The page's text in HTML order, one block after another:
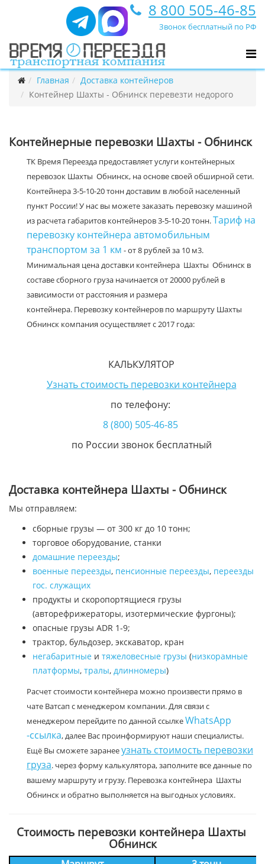
8 800 505-46-85
Звонок бесплатный по РФ
Главная
Доставка контейнеров
Контейнер Шахты - Обнинск перевезти недорого
Контейнерные перевозки Шахты - Обнинск
ТК Время Переезда предоставляет услуги контейнерных
перевозок Шахты Обнинск, на основе своей обширной сети.
Контейнера 3-5-10-20 тонн доставим в любой населенный
пункт России! У нас вы можете заказать перевозку машиной
из расчета габаритов контейнеров 3-5-10-20 тонн.Тариф на
перевозку контейнера автомобильным
транспортом за 1 км - от 8 рублей за 10 м3.
Минимальная цена доставки контейнера Шахты Обнинск в
составе сборного груза начинается от 20000 рублей в
зависимости от расстояния и размера
контейнера. Перевозку контейнеров по маршруту Шахты
Обнинск компания осуществляет с 2017 года:
КАЛЬКУЛЯТОР
Узнать стоимость перевозки контейнера
по телефону:
8 (800) 505-46-85
по России звонок бесплатный
Доставка контейнера Шахты - Обнинск
Мы отправляем:
сборные грузы — от 300 кг до 10 тонн;
торговое оборудование, станки
домашние переезды;
военные переезды, пенсионные переезды, переезды
гос. служащих
продукты и скоропортящиеся грузы
(авторефрижераторы, изотермические фургоны);
опасные грузы ADR 1-9;
трактор, бульдозер, экскаватор, кран
негабаритные и тяжеловесные грузы (низкорамные
платформы, тралы, длинномеры)
Расчет стоимости контейнера можно произвести прямо в
чате Ватсап с менеджером компании. Для связи с
менеджером перейдите по данной ссылкеWhatsApp
-ссылка, далее Вас проинформируют наши специалисты.
Ещё Вы сможете заранееузнать стоимость перевозки
груза. через форму калькулятора, заполните все данные по
вашему маршруту и грузу. Перевозка контейнера Шахты
Обнинск и обратно выполняется на выгодных условиях.
Стоимость перевозки контейнера Шахты
Обнинск